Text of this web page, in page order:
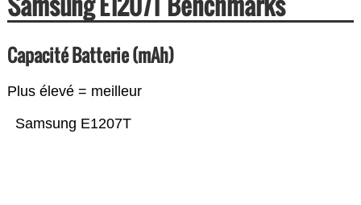
Capacité Batterie (mAh)
Plus élevé = meilleur
Samsung E1207T